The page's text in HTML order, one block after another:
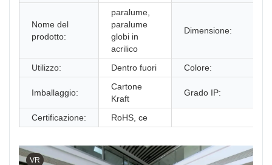
Nome del
prodotto:
paralume,
paralume
globi in
acrilico
Dimensione:
Utilizzo: Dentro fuori Colore:
Imballaggio:
Cartone
Kraft
Grado IP:
Certificazione: RoHS, ce
VR